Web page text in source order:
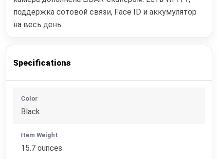
поддержка сотовой связи, Face ID и аккумулятор
на весь день.
Specifications
Color
Black
Item Weight
15.7 ounces